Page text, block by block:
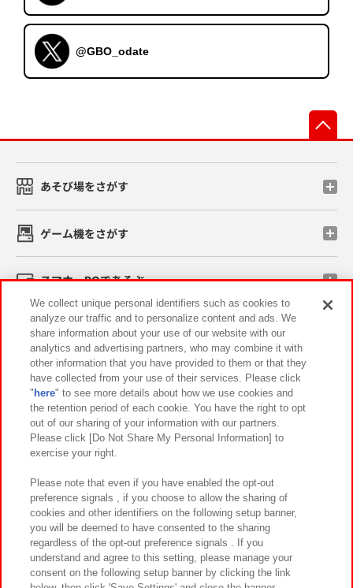
@GBO_odate
あそび場をさがす
ゲーム機をさがす
スマホ・PCであそぶ
イベント・キャンペーン
関連会社 サステナビリティ サイトポリシー
プライバシーポリシー ウェブアクセシビリティ方針と検証結果
お取引先さまとともに
カスタマーハラスメント対応方針 よくあるご質問・お問い合わせ
We collect unique personal identifiers such as cookies to
analyze our traffic and to personalize content and ads. We
share information about your use of our website with our
analytics and advertising partners, who may combine it with
other information that you have provided to them or that they
have collected from your use of their services. Please click
" here" to see more details about how we use cookies and
the retention period of each cookie. You have the right to opt
out of our sharing of your information with our partners.
Please click [Do Not Share My Personal Information] to
exercise your right.
Please note that even if you have enabled the opt-out
preference signals , if you choose to allow the sharing of
cookies and other identifiers on the following setup banner,
you will be deemed to have consented to the sharing
regardless of the opt-out preference signals . If you
understand and agree to this setting, please manage your
consent on the following setup banner by clicking the link